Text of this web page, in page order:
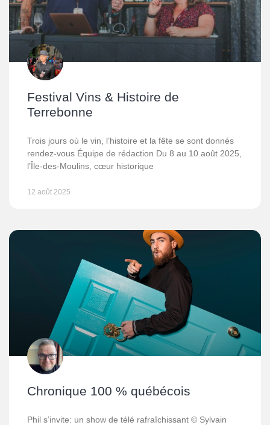
Festival Vins & Histoire de
Terrebonne
Trois jours où le vin, l’histoire et la fête se sont donnés
rendez-vous Équipe de rédaction Du 8 au 10 août 2025,
l’Île-des-Moulins, cœur historique
12 août 2025
Chronique 100 % québécois
Phil s’invite: un show de télé rafraîchissant © Sylvain